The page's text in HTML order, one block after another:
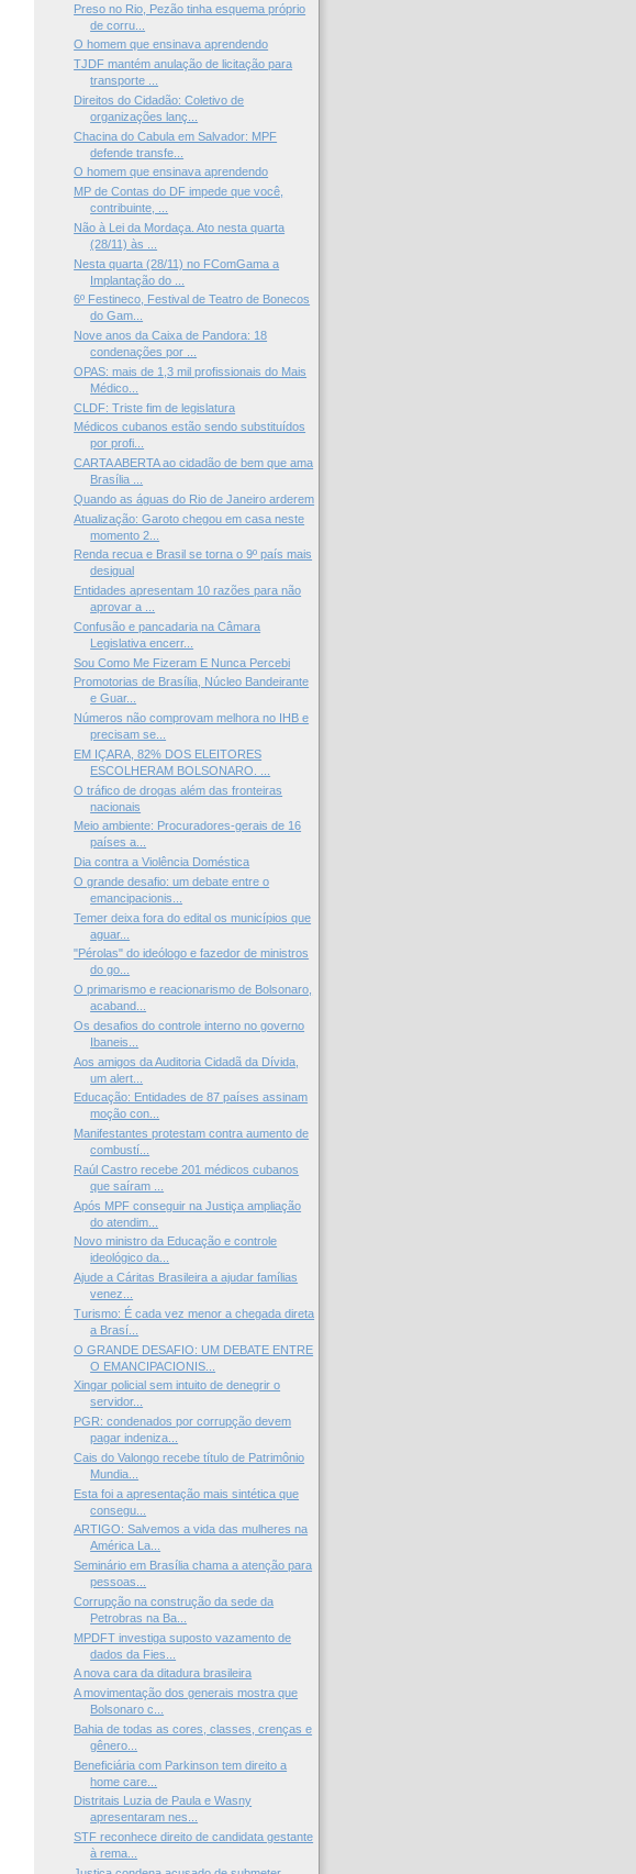
Preso no Rio, Pezão tinha esquema próprio
de corru...
O homem que ensinava aprendendo
TJDF mantém anulação de licitação para
transporte ...
Direitos do Cidadão: Coletivo de
organizações lanç...
Chacina do Cabula em Salvador: MPF
defende transfe...
O homem que ensinava aprendendo
MP de Contas do DF impede que você,
contribuinte, ...
Não à Lei da Mordaça. Ato nesta quarta
(28/11) às ...
Nesta quarta (28/11) no FComGama a
Implantação do ...
6º Festineco, Festival de Teatro de Bonecos
do Gam...
Nove anos da Caixa de Pandora: 18
condenações por ...
OPAS: mais de 1,3 mil profissionais do Mais
Médico...
CLDF: Triste fim de legislatura
Médicos cubanos estão sendo substituídos
por profi...
CARTA ABERTA ao cidadão de bem que ama
Brasília ...
Quando as águas do Rio de Janeiro arderem
Atualização: Garoto chegou em casa neste
momento 2...
Renda recua e Brasil se torna o 9º país mais
desigual
Entidades apresentam 10 razões para não
aprovar a ...
Confusão e pancadaria na Câmara
Legislativa encerr...
Sou Como Me Fizeram E Nunca Percebi
Promotorias de Brasília, Núcleo Bandeirante
e Guar...
Números não comprovam melhora no IHB e
precisam se...
EM IÇARA, 82% DOS ELEITORES
ESCOLHERAM BOLSONARO. ...
O tráfico de drogas além das fronteiras
nacionais
Meio ambiente: Procuradores-gerais de 16
países a...
Dia contra a Violência Doméstica
O grande desafio: um debate entre o
emancipacionis...
Temer deixa fora do edital os municípios que
aguar...
"Pérolas" do ideólogo e fazedor de ministros
do go...
O primarismo e reacionarismo de Bolsonaro,
acaband...
Os desafios do controle interno no governo
Ibaneis...
Aos amigos da Auditoria Cidadã da Dívida,
um alert...
Educação: Entidades de 87 países assinam
moção con...
Manifestantes protestam contra aumento de
combustí...
Raúl Castro recebe 201 médicos cubanos
que saíram ...
Após MPF conseguir na Justiça ampliação
do atendim...
Novo ministro da Educação e controle
ideológico da...
Ajude a Cáritas Brasileira a ajudar famílias
venez...
Turismo: É cada vez menor a chegada direta
a Brasí...
O GRANDE DESAFIO: UM DEBATE ENTRE
O EMANCIPACIONIS...
Xingar policial sem intuito de denegrir o
servidor...
PGR: condenados por corrupção devem
pagar indeniza...
Cais do Valongo recebe título de Patrimônio
Mundia...
Esta foi a apresentação mais sintética que
consegu...
ARTIGO: Salvemos a vida das mulheres na
América La...
Seminário em Brasília chama a atenção para
pessoas...
Corrupção na construção da sede da
Petrobras na Ba...
MPDFT investiga suposto vazamento de
dados da Fies...
A nova cara da ditadura brasileira
A movimentação dos generais mostra que
Bolsonaro c...
Bahia de todas as cores, classes, crenças e
gênero...
Beneficiária com Parkinson tem direito a
home care...
Distritais Luzia de Paula e Wasny
apresentaram nes...
STF reconhece direito de candidata gestante
à rema...